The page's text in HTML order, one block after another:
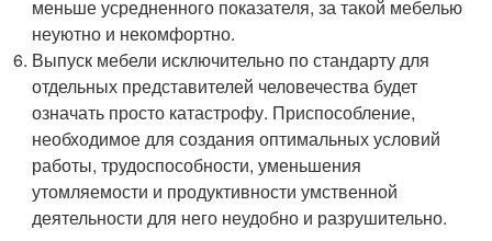
меньше усредненного показателя, за такой мебелью
неуютно и некомфортно.
Выпуск мебели исключительно по стандарту для
отдельных представителей человечества будет
означать просто катастрофу. Приспособление,
необходимое для создания оптимальных условий
работы, трудоспособности, уменьшения
утомляемости и продуктивности умственной
деятельности для него неудобно и разрушительно.